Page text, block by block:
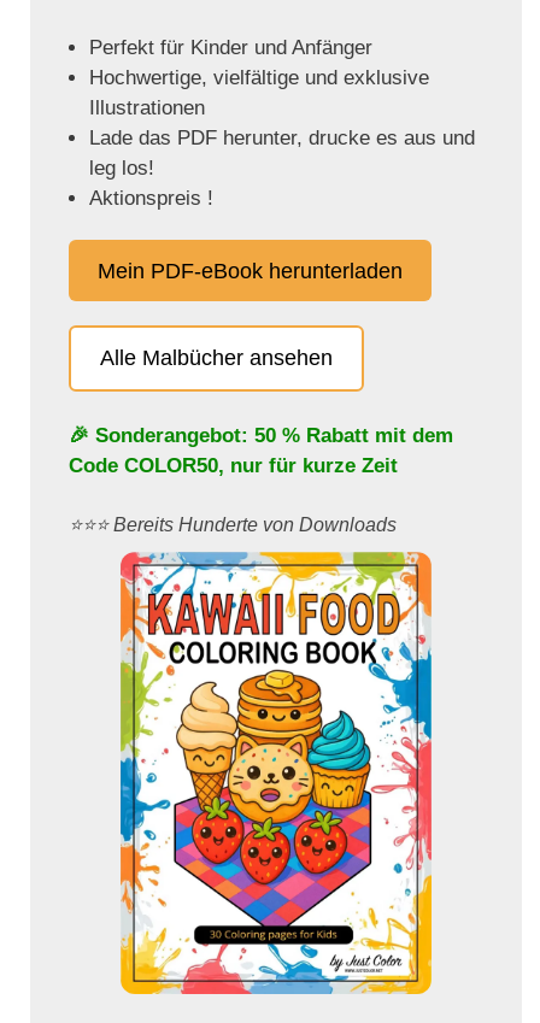
Perfekt für Kinder und Anfänger
Hochwertige, vielfältige und exklusive
Illustrationen
Lade das PDF herunter, drucke es aus und
leg los!
Aktionspreis !
Mein PDF-eBook herunterladen
Alle Malbücher ansehen
🎉 Sonderangebot: 50 % Rabatt mit dem
Code COLOR50, nur für kurze Zeit
⭐️⭐️⭐️ Bereits Hunderte von Downloads